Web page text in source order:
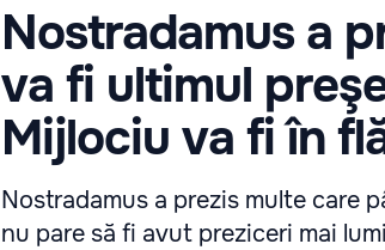
Nostradamus a
va fi ultimul
Mijlociu va fi în
Nostradamus a prezis multe care
nu pare să fi avut preziceri mai